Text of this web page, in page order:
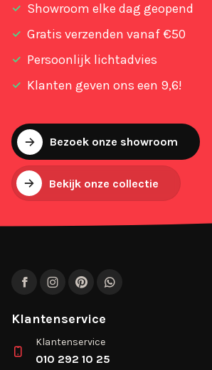
Showroom elke dag geopend
Gratis verzenden vanaf €50
Persoonlijk lichtadvies
Klanten geven ons een 9,6!
Bezoek onze showroom
Bekijk onze collectie
FacebookInstagram
PinterestWhatsApp
Klantenservice
Klantenservice
010 292 10 25